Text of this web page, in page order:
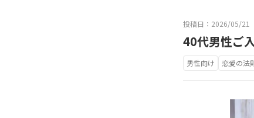
投稿日：2026/05/21
40代男性ご
男性向け 恋愛の法